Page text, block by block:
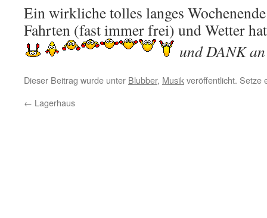
Ein wirkliche tolles langes
Fahrten (fast immer frei) und Wetter
und DANK
Dieser Beitrag wurde unter Blubber, Musikveröffentlicht. Setze
← Lagerhaus